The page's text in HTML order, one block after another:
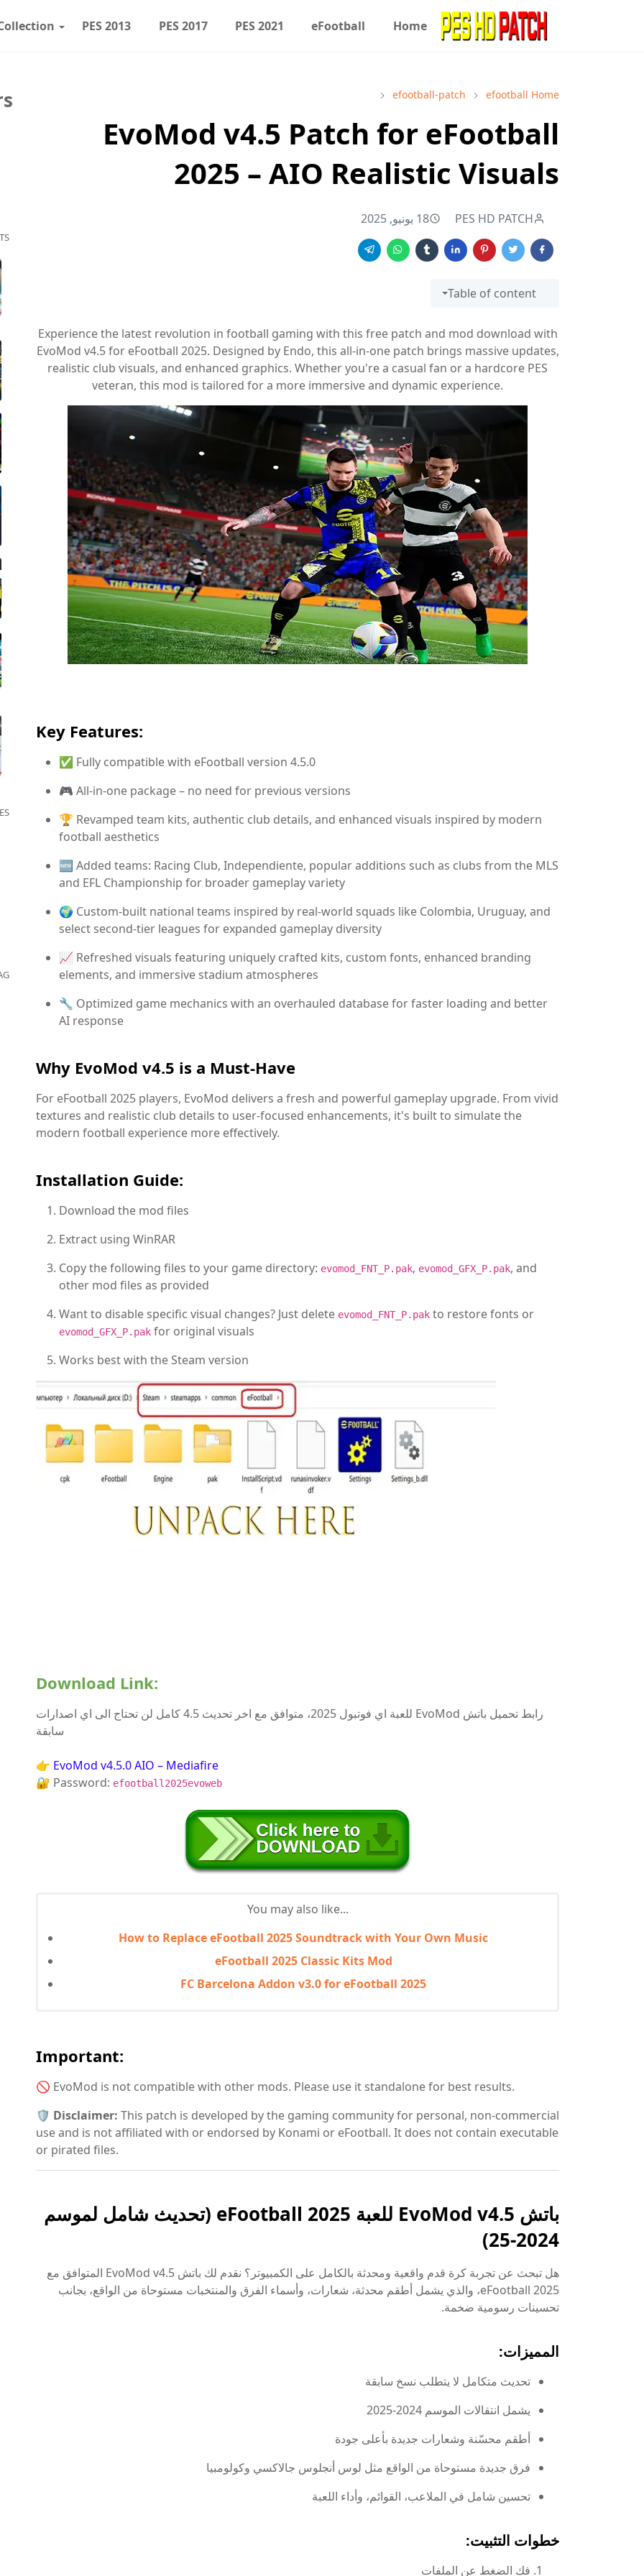
Home
eFootball
PES 2021
PES 2017
PES 2013
Home
efootball
efootball-patch
EvoMod v4.5 Patch for eFootball
2025 – AIO Realistic Visuals
PES HD PATCH 18 يونيو, 2025
Table of content
Experience the latest revolution in football gaming with this free patch and mod download with
EvoMod v4.5 for eFootball 2025. Designed by Endo, this all-in-one patch brings massive updates,
realistic club visuals, and enhanced graphics. Whether you're a casual fan or a hardcore PES
veteran, this mod is tailored for a more immersive and dynamic experience.
Key Features:
✅ Fully compatible with eFootball version 4.5.0
🎮 All-in-one package – no need for previous versions
🏆 Revamped team kits, authentic club details, and enhanced visuals inspired by modern
football aesthetics
🆕 Added teams: Racing Club, Independiente, popular additions such as clubs from the MLS
and EFL Championship for broader gameplay variety
🌍 Custom-built national teams inspired by real-world squads like Colombia, Uruguay, and
select second-tier leagues for expanded gameplay diversity
📈 Refreshed visuals featuring uniquely crafted kits, custom fonts, enhanced branding
elements, and immersive stadium atmospheres
🔧 Optimized game mechanics with an overhauled database for faster loading and better
AI response
Why EvoMod v4.5 is a Must-Have
For eFootball 2025 players, EvoMod delivers a fresh and powerful gameplay upgrade. From vivid
textures and realistic club details to user-focused enhancements, it's built to simulate the
modern football experience more effectively.
Installation Guide:
Download the mod files
Extract using WinRAR
Copy the following files to your game directory: evomod_FNT_P.pak, evomod_GFX_P.pak, and
other mod files as provided
Want to disable specific visual changes? Just delete evomod_FNT_P.pak to restore fonts or
evomod_GFX_P.pak for original visuals
Works best with the Steam version
Download Link:
رابط تحميل باتش EvoMod للعبة اي فوتبول 2025، متوافق مع اخر تحديث 4.5 كامل لن تحتاج الى اي اصدارات
سابقة
👉 EvoMod v4.5.0 AIO – Mediafire
🔐 Password: efootball2025evoweb
You may also like...
How to Replace eFootball 2025 Soundtrack with Your Own Music
eFootball 2025 Classic Kits Mod
FC Barcelona Addon v3.0 for eFootball 2025
Important:
🚫 EvoMod is not compatible with other mods. Please use it standalone for best results.
🛡️ Disclaimer: This patch is developed by the gaming community for personal, non-commercial
use and is not affiliated with or endorsed by Konami or eFootball. It does not contain executable
or pirated files.
باتش EvoMod v4.5 للعبة eFootball 2025 (تحديث شامل لموسم
2024-25)
هل تبحث عن تجربة كرة قدم واقعية ومحدثة بالكامل على الكمبيوتر؟ نقدم لك باتش EvoMod v4.5 المتوافق مع
eFootball 2025، والذي يشمل أطقم محدثة، شعارات، وأسماء الفرق والمنتخبات مستوحاة من الواقع، بجانب
تحسينات رسومية ضخمة.
المميزات:
تحديث متكامل لا يتطلب نسخ سابقة
يشمل انتقالات الموسم 2024-2025
أطقم محسّنة وشعارات جديدة بأعلى جودة
فرق جديدة مستوحاة من الواقع مثل لوس أنجلوس جالاكسي وكولومبيا
تحسين شامل في الملاعب، القوائم، وأداء اللعبة
خطوات التثبيت:
فك الضغط عن الملفات